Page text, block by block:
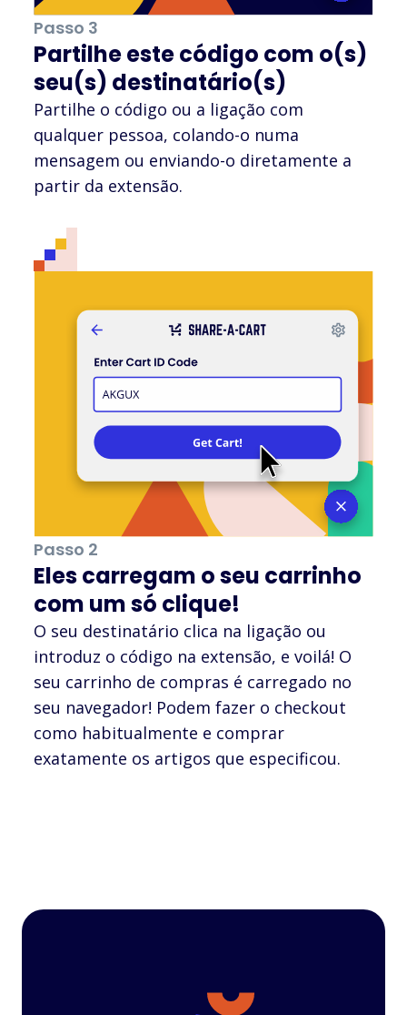
Passo 3
Partilhe este código com o(s)
seu(s) destinatário(s)
Partilhe o código ou a ligação com
qualquer pessoa, colando-o numa
mensagem ou enviando-o diretamente a
partir da extensão.
Passo 2
Eles carregam o seu carrinho
com um só clique!
O seu destinatário clica na ligação ou
introduz o código na extensão, e voilá! O
seu carrinho de compras é carregado no
seu navegador! Podem fazer o checkout
como habitualmente e comprar
exatamente os artigos que especificou.